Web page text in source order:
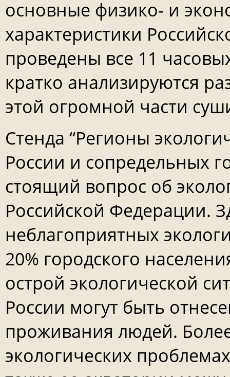
основные физико- и
характеристики
проведены все 11
кратко анализируются
этой огромной части
Стенда “Регионы
России и сопредельных
стоящий вопрос об
Российской Федерации.
неблагоприятных
20% городского
острой экологической
России могут быть
проживания людей.
экологических